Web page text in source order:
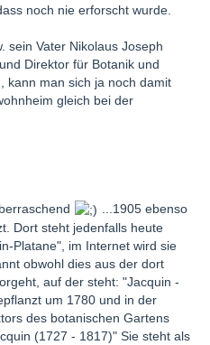
noch nie erforscht wurde.
sein Vater Nikolaus Joseph
Direktor für Botanik und
kann man sich ja noch damit
gleich bei der
...1905 ebenso
Dort steht jedenfalls heute
Platane", im Internet wird sie
obwohl dies aus der dort
auf der steht: "Jacquin -
um 1780 und in der
des botanischen Gartens
(1727 - 1817)" Sie steht als